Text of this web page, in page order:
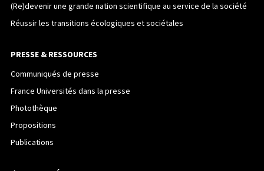
(Re)devenir une grande nation scientifique au service de la société
Réussir les transitions écologiques et sociétales
PRESSE & RESSOURCES
Communiqués de presse
France Universités dans la presse
Photothèque
Propositions
Publications